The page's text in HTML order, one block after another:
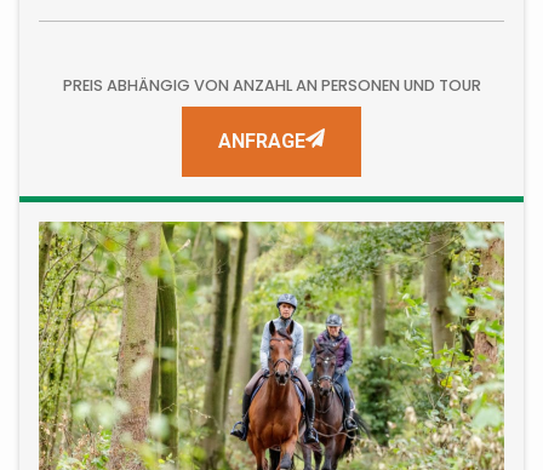
PREIS ABHÄNGIG VON ANZAHL AN PERSONEN UND TOUR
ANFRAGE